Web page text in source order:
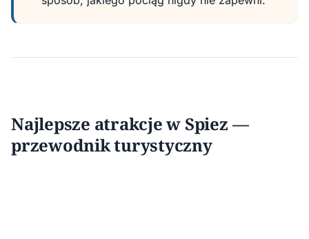
Najlepsze atrakcje w Spiez —
przewodnik turystyczny